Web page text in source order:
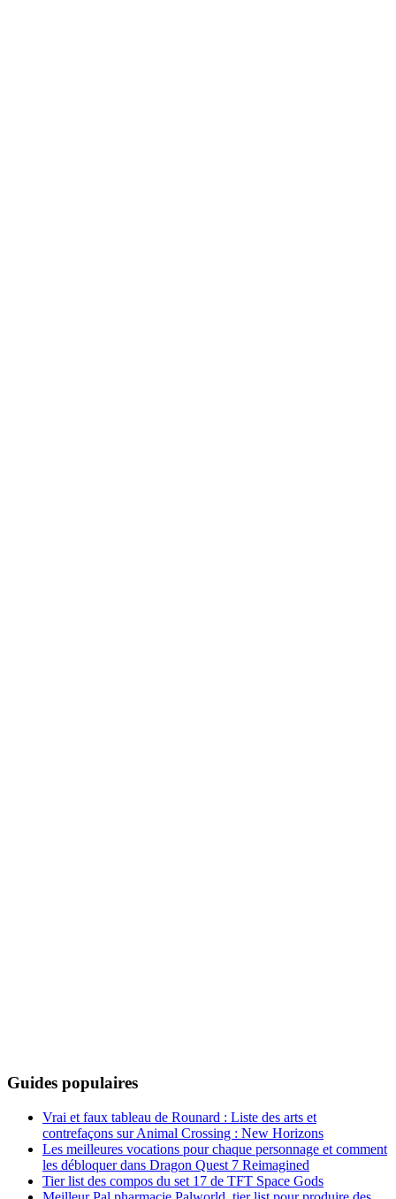
Guides populaires
Vrai et faux tableau de Rounard : Liste des arts et
contrefaçons sur Animal Crossing : New Horizons
Les meilleures vocations pour chaque personnage et comment
les débloquer dans Dragon Quest 7 Reimagined
Tier list des compos du set 17 de TFT Space Gods